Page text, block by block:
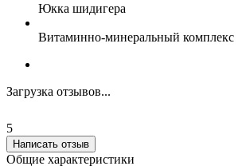
Юкка шидигера
Витаминно-минеральный комплекс
Загрузка отзывов...
5
Написать отзыв
Общие характеристики